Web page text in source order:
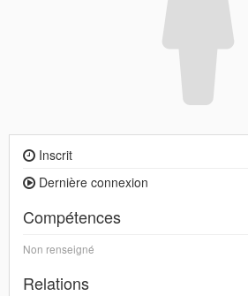
Inscrit
Dernière connexion
Compétences
Non renseigné
Relations